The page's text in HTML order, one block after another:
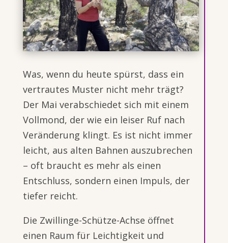
Was, wenn du heute spürst, dass ein
vertrautes Muster nicht mehr trägt?
Der Mai verabschiedet sich mit einem
Vollmond, der wie ein leiser Ruf nach
Veränderung klingt. Es ist nicht immer
leicht, aus alten Bahnen auszubrechen
– oft braucht es mehr als einen
Entschluss, sondern einen Impuls, der
tiefer reicht.
Die Zwillinge-Schütze-Achse öffnet
einen Raum für Leichtigkeit und